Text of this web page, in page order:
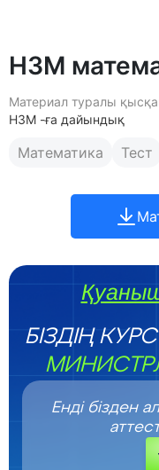
НЗМ
Материал туралы
НЗМ -ға дайындық
Математика Тест
БІЗДІҢ
Енді бізден